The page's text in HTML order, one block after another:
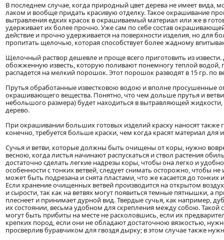
В последнем случае, когда природный цвет дерева не имеет вида,
лаком и вообще придать красивую отделку. Такое окрашивание
вытравления едких красок в окрашиваемый материал или же в
удерживает их более прочно. Уже сам по себе состав
действие и прочно удерживается на поверхности изделия, но для
пропитать щелочью, которая способствует более жадному
Щелочный раствор дешевле и проще всего приготовить из
обожженную известь, которую поливают понемногу теплой водой,
распадется на мелкий порошок. Этот порошок разводят в 15 гр. по
Прутья обработанные известковою водою и вполне просушенные
окрашивающего вещества. Понятно, что чем дольше прутья и
небольшого размера) будет находиться в вытравляющей
дерево.
При окрашивании больших готовых изделий краску наносят также
конечно, требуется больше краски, чем когда красят материал для
Сучья и ветви, которые должны быть очищены от коры, нужно
весною, когда листья начинают распускаться и ствол растения
достаточно сделать легкие надрезы коры, чтобы она легко и
особенности с тонких ветвей, следует снимать осторожно, чтобы не
может быть подрезана и снята пластами, что же касается до
Если хранение очищенных ветвей производится на открытом
и сырости, так как на ветвях могут появиться темные пятнышки, а
плеснеет и принимает дурной вид. Твердые сучья, как например,
их состоянии, весьма удобном для скрепления между собою. Такой
могут быть прибиты на месте не расколовшись, если их
крепких пород, если они не обладают достаточною вязкостью,
просверлив буравчиком для гвоздя дырку; в этом случае также